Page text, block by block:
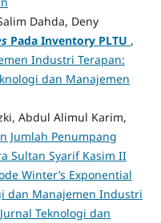
Dahda, Deny
Pada Inventory PLTU ,
Industri Terapan:
dan Manajemen
Abdul Alimul Karim,
Jumlah Penumpang
Sultan Syarif Kasim II
Winter’s Exponential
dan Manajemen Industri
Teknologi dan